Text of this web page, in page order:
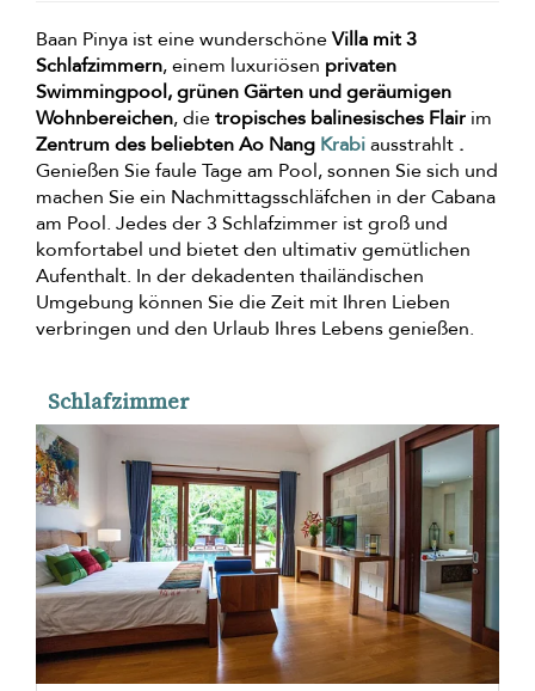
Baan Pinya ist eine wunderschöneVilla mit 3
Schlafzimmern, einem luxuriösen privaten
Swimmingpool, grünen Gärten und geräumigen
Wohnbereichen, dietropisches balinesisches Flair im
Zentrum des beliebten Ao Nang Krabiausstrahlt .
Genießen Sie faule Tage am Pool, sonnen Sie sich und
machen Sie ein Nachmittagsschläfchen in der Cabana
am Pool. Jedes der 3 Schlafzimmer ist groß und
komfortabel und bietet den ultimativ gemütlichen
Aufenthalt. In der dekadenten thailändischen
Umgebung können Sie die Zeit mit Ihren Lieben
verbringen und den Urlaub Ihres Lebens genießen.
Schlafzimmer